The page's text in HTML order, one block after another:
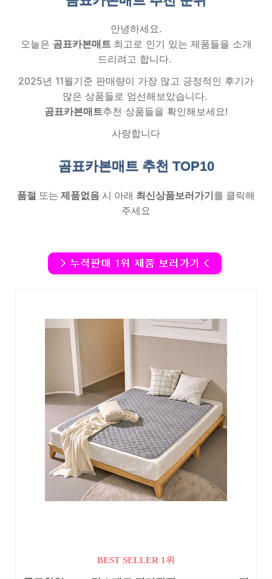
안녕하세요.
오늘은 곰표카본매트 최고로 인기 있는 제품들을 소개
드리려고 합니다.
2025년 11월기준 판매량이 가장 많고 긍정적인 후기가
많은 상품들로 엄선해보았습니다.
곰표카본매트추천 상품들을 확인해보세요!
사랑합니다
곰표카본매트 추천 TOP10
품절 또는 제품없음 시 아래 최신상품보러가기 를 클릭해
주세요
BEST SELLER 1위